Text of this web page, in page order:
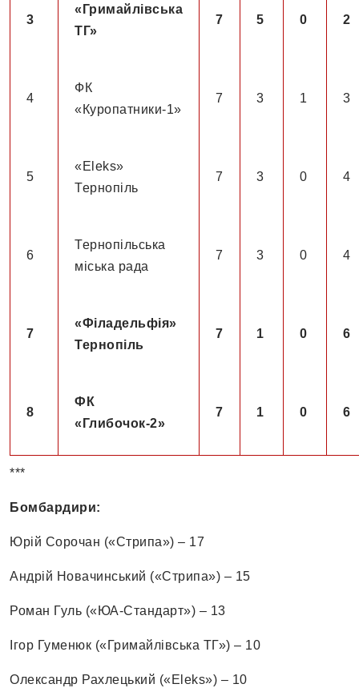
3
«Гримайлівська
ТГ»
7 5 0 2
4
ФК
«Куропатники-1»
7 3 1 3
5
«Eleks»
Тернопіль
7 3 0 4
6
Тернопільська
міська рада
7 3 0 4
7
«Філадельфія»
Тернопіль
7 1 0 6
8
ФК
«Глибочок-2»
7 1 0 6
***
Бомбардири:
Юрій Сорочан («Стрипа») – 17
Андрій Новачинський («Стрипа») – 15
Роман Гуль («ЮА-Стандарт») – 13
Ігор Гуменюк («Гримайлівська ТГ») – 10
Олександр Рахлецький («Eleks») – 10